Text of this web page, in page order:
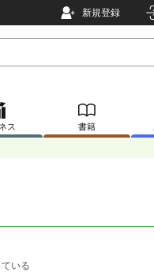
新規登録
ス 書籍
ている